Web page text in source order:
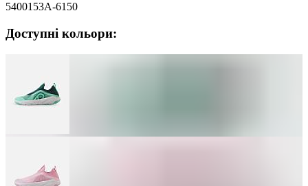
5400153A-6150
Доступні кольори: